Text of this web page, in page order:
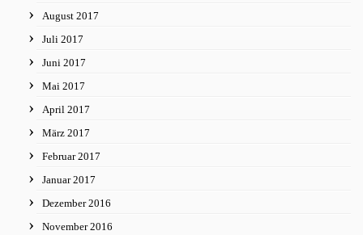
August 2017
Juli 2017
Juni 2017
Mai 2017
April 2017
März 2017
Februar 2017
Januar 2017
Dezember 2016
November 2016